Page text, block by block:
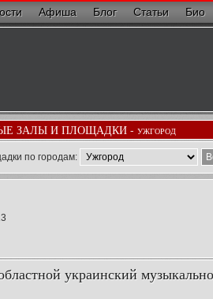
Афиша Блог Статьи Био
ЗАЛЫ И ПЛОЩАДКИ - УЖГОРОД
по городам:
украинский